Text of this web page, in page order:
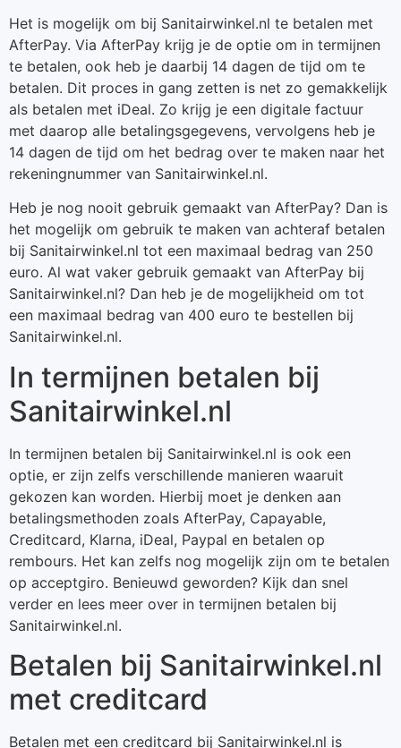
Het is mogelijk om bij Sanitairwinkel.nl te betalen met
AfterPay. Via AfterPay krijg je de optie om in termijnen
te betalen, ook heb je daarbij 14 dagen de tijd om te
betalen. Dit proces in gang zetten is net zo gemakkelijk
als betalen met iDeal. Zo krijg je een digitale factuur
met daarop alle betalingsgegevens, vervolgens heb je
14 dagen de tijd om het bedrag over te maken naar het
rekeningnummer van Sanitairwinkel.nl.
Heb je nog nooit gebruik gemaakt van AfterPay? Dan is
het mogelijk om gebruik te maken van achteraf betalen
bij Sanitairwinkel.nl tot een maximaal bedrag van 250
euro. Al wat vaker gebruik gemaakt van AfterPay bij
Sanitairwinkel.nl? Dan heb je de mogelijkheid om tot
een maximaal bedrag van 400 euro te bestellen bij
Sanitairwinkel.nl.
In termijnen betalen bij
Sanitairwinkel.nl
In termijnen betalen bij Sanitairwinkel.nl is ook een
optie, er zijn zelfs verschillende manieren waaruit
gekozen kan worden. Hierbij moet je denken aan
betalingsmethoden zoals AfterPay, Capayable,
Creditcard, Klarna, iDeal, Paypal en betalen op
rembours. Het kan zelfs nog mogelijk zijn om te betalen
op acceptgiro. Benieuwd geworden? Kijk dan snel
verder en lees meer over in termijnen betalen bij
Sanitairwinkel.nl.
Betalen bij Sanitairwinkel.nl
met creditcard
Betalen met een creditcard bij Sanitairwinkel.nl is